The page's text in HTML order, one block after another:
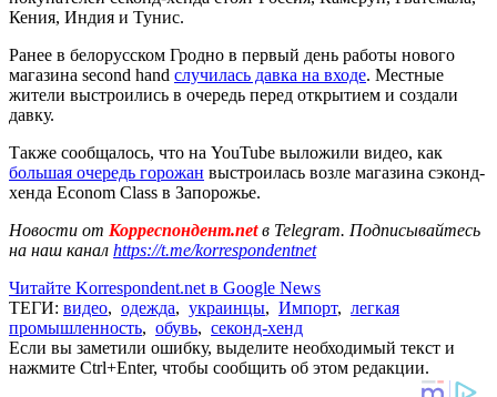
Кения, Индия и Тунис.
Ранее в белорусском Гродно в первый день работы нового
магазина second hand случилась давка на входе. Местные
жители выстроились в очередь перед открытием и создали
давку.
Также сообщалось, что на YouTube выложили видео, как
большая очередь горожан выстроилась возле магазина сэконд-
хенда Econom Class в Запорожье.
Новости от Корреспондент.netв Telegram. Подписывайтесь
на наш канал https://t.me/korrespondentnet
Читайте Korrespondent.net в Google News
ТЕГИ: видео, одежда, украинцы, Импорт, легкая
промышленность, обувь, секонд-хенд
Если вы заметили ошибку, выделите необходимый текст и
нажмите Ctrl+Enter, чтобы сообщить об этом редакции.